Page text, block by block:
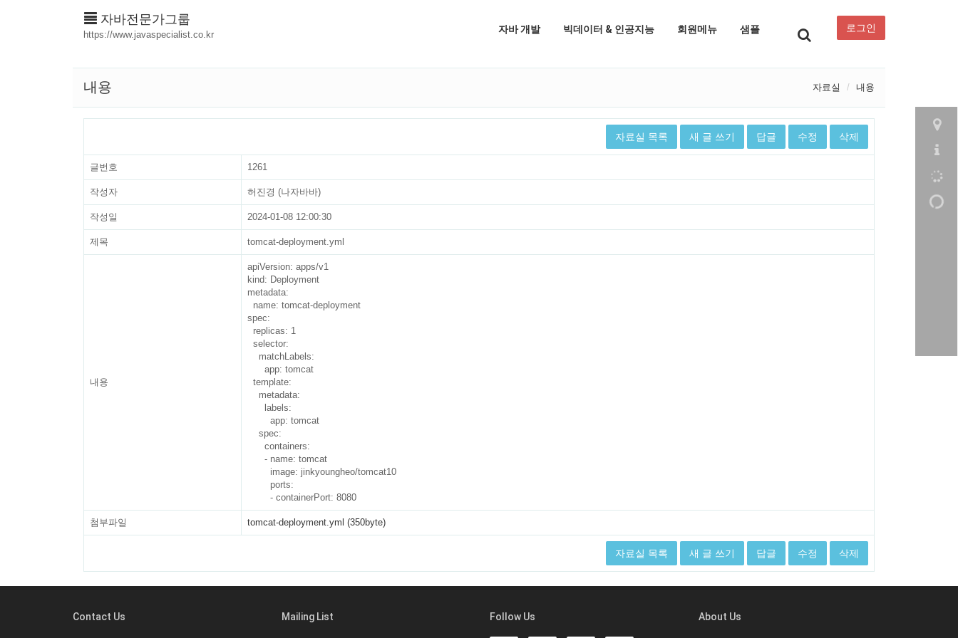
자바전문가그룹
https://www.javaspecialist.co.kr 자바 개발 빅데이터 & 인공지능 회원메뉴 샘플 로그인
내용 자료실 내용
자료실 목록 새 글 쓰기 답글 수정 삭제
글번호 1261
작성자 허진경 (나자바바)
작성일 2024-01-08 12:00:30
제목 tomcat-deployment.yml
내용
apiVersion: apps/v1
kind: Deployment
metadata:
spec:
첨부파일 tomcat-deployment.yml (350byte)
자료실 목록 새 글 쓰기 답글 수정 삭제
Contact Us Mailing List Follow Us About Us